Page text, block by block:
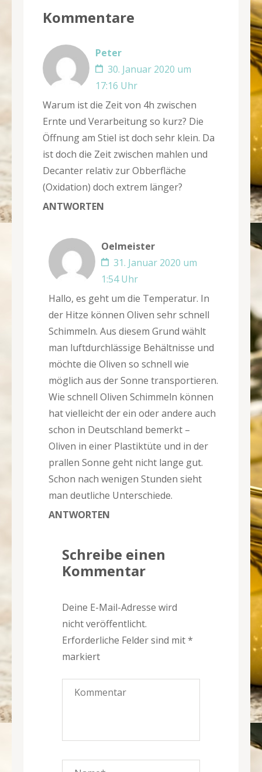
Kommentare
Peter
30. Januar 2020 um
17:16 Uhr
Warum ist die Zeit von 4h zwischen
Ernte und Verarbeitung so kurz? Die
Öffnung am Stiel ist doch sehr klein. Da
ist doch die Zeit zwischen mahlen und
Decanter relativ zur Obberfläche
(Oxidation) doch extrem länger?
ANTWORTEN
Oelmeister
31. Januar 2020 um
1:54 Uhr
Hallo, es geht um die Temperatur. In
der Hitze können Oliven sehr schnell
Schimmeln. Aus diesem Grund wählt
man luftdurchlässige Behältnisse und
möchte die Oliven so schnell wie
möglich aus der Sonne transportieren.
Wie schnell Oliven Schimmeln können
hat vielleicht der ein oder andere auch
schon in Deutschland bemerkt –
Oliven in einer Plastiktüte und in der
prallen Sonne geht nicht lange gut.
Schon nach wenigen Stunden sieht
man deutliche Unterschiede.
ANTWORTEN
Schreibe einen
Kommentar
Deine E-Mail-Adresse wird
nicht veröffentlicht.
Erforderliche Felder sind mit*
markiert